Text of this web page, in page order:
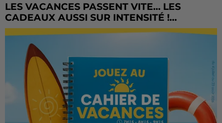
LES VACANCES PASSENT VITE... LES
CADEAUX AUSSI SUR INTENSITÉ !...